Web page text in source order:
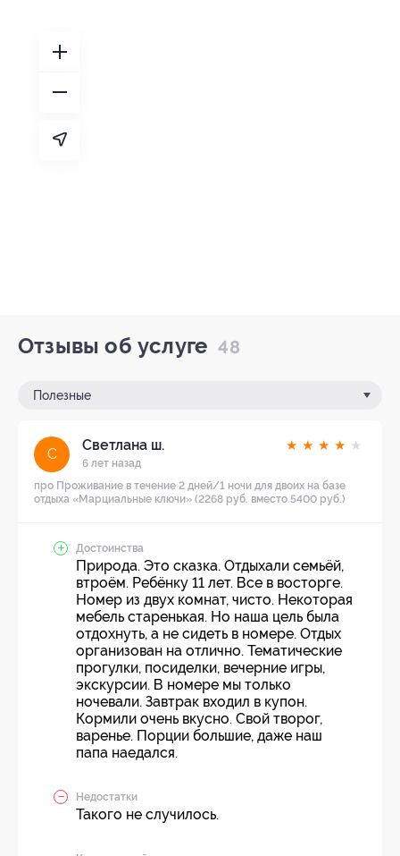
Отзывы об услуге 48
Полезные
С
Светлана ш.
6 лет назад
★ ★ ★ ★ ★
про Проживание в течение 2 дней/1 ночи для двоих на базе
отдыха «Марциальные ключи» (2268 руб. вместо 5400 руб.)
Достоинства
Природа. Это сказка. Отдыхали семьёй,
втроём. Ребёнку 11 лет. Все в восторге.
Номер из двух комнат, чисто. Некоторая
мебель старенькая. Но наша цель была
отдохнуть, а не сидеть в номере. Отдых
организован на отлично. Тематические
прогулки, посиделки, вечерние игры,
экскурсии. В номере мы только
ночевали. Завтрак входил в купон.
Кормили очень вкусно. Свой творог,
варенье. Порции большие, даже наш
папа наедался.
Недостатки
Такого не случилось.